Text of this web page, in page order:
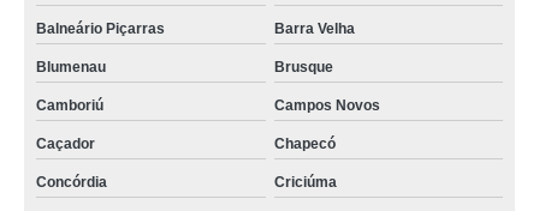
Balneário Piçarras Barra Velha
Blumenau Brusque
Camboriú Campos Novos
Caçador Chapecó
Concórdia Criciúma